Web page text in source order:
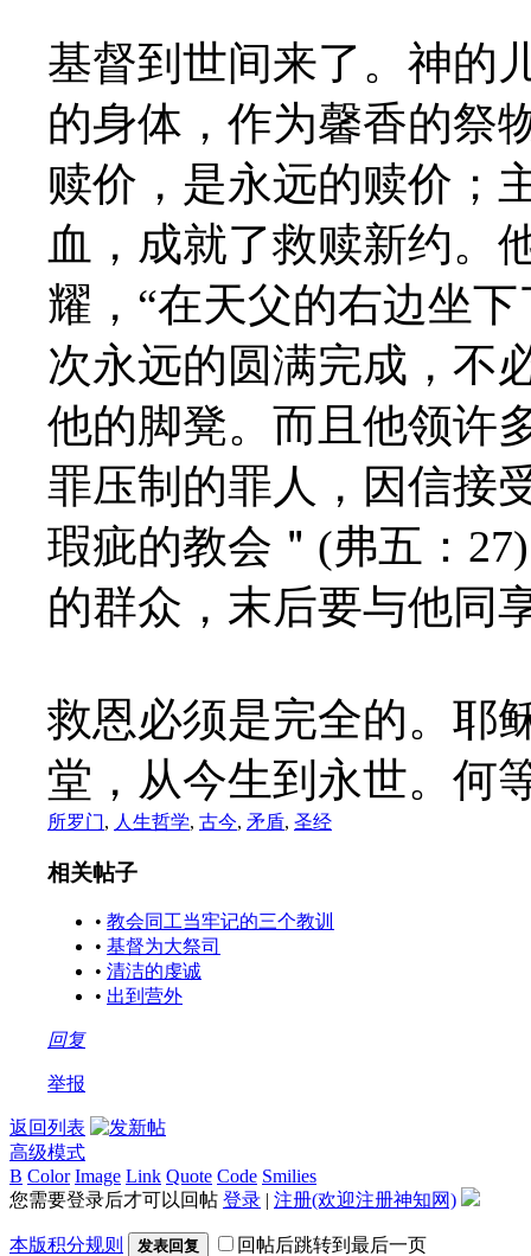
基督到世间来了。神的
的身体，作为馨香的祭
赎价，是永远的赎价；
血，成就了救赎新约。
耀，“在天父的右边坐
次永远的圆满完成，不
他的脚凳。而且他领许
罪压制的罪人，因信接
瑕疵的教会＂(弗五：
的群众，末后要与他同
救恩必须是完全的。耶
堂，从今生到永世。何
所罗门, 人生哲学, 古今, 矛盾, 圣经
相关帖子
• 教会同工当牢记的三个教训
• 基督为大祭司
• 清洁的虔诚
• 出到营外
回复
举报
返回列表
高级模式
B Color Image Link Quote Code Smilies
您需要登录后才可以回帖 登录 | 注册(欢迎注册神知网)
本版积分规则 发表回复 回帖后跳转到最后一页